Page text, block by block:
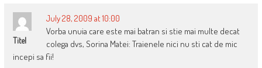
Titel
July 28, 2009 at 10:00
Vorba unuia care este mai batran si stie mai multe decat
colega dvs, Sorina Matei: Traienele nici nu sti cat de mic
incepi sa fii!